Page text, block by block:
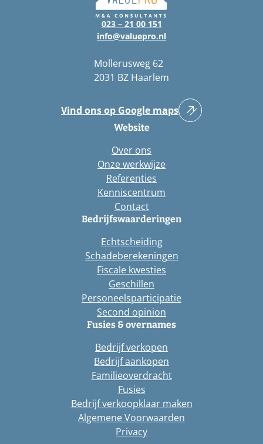
023 – 21 00 151
info@valuepro.nl
Mollerusweg 62
2031 BZ Haarlem
Vind ons op Google maps
Website
Over ons
Onze werkwijze
Referenties
Kenniscentrum
Contact
Bedrijfswaarderingen
Echtscheiding
Schadeberekeningen
Fiscale kwesties
Geschillen
Personeelsparticipatie
Second opinion
Fusies & overnames
Bedrijf verkopen
Bedrijf aankopen
Familieoverdracht
Fusies
Bedrijf verkoopklaar maken
Algemene Voorwaarden
Privacy